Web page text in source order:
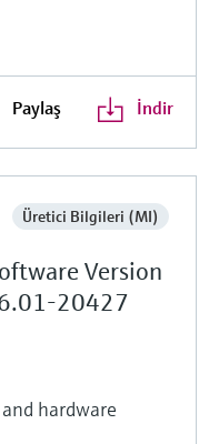
Paylaş İndir
Üretici Bilgileri (MI)
Version
20427
hardware